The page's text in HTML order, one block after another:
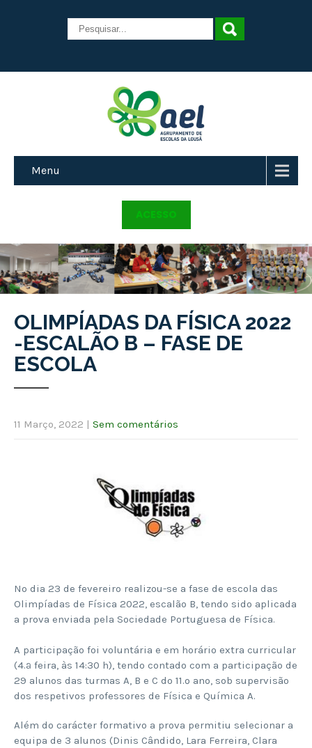
Menu
ACESSO
OLIMPÍADAS DA FÍSICA 2022
-ESCALÃO B – FASE DE
ESCOLA
11 Março, 2022 | Sem comentários
No dia 23 de fevereiro realizou-se a fase de escola das
Olimpíadas de Física 2022, escalão B, tendo sido aplicada
a prova enviada pela Sociedade Portuguesa de Física.
A participação foi voluntária e em horário extra curricular
(4.ª feira, às 14:30 h), tendo contado com a participação de
29 alunos das turmas A, B e C do 11.º ano, sob supervisão
dos respetivos professores de Física e Química A.
Além do carácter formativo a prova permitiu selecionar a
equipa de 3 alunos (Dinis Cândido, Lara Ferreira, Clara